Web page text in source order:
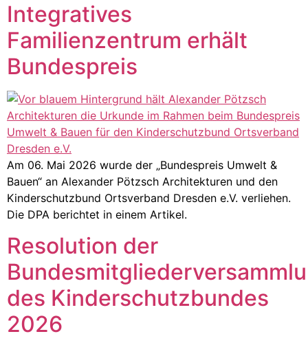
Integratives
Familienzentrum erhält
Bundespreis
Am 06. Mai 2026 wurde der „Bundespreis Umwelt &
Bauen“ an Alexander Pötzsch Architekturen und den
Kinderschutzbund Ortsverband Dresden e.V. verliehen.
Die DPA berichtet in einem Artikel.
Resolution der
des Kinderschutzbundes
2026